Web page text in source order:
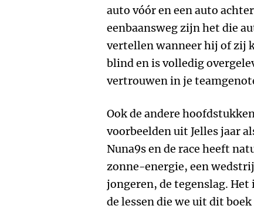
auto vóór en een auto
eenbaansweg zijn het die
vertellen wanneer hij of zij
blind en is volledig
vertrouwen in je
Ook de andere
voorbeelden uit Jelles jaar
Nuna9s en de race heeft
zonne-energie, een
jongeren, de tegenslag.
de lessen die we uit dit